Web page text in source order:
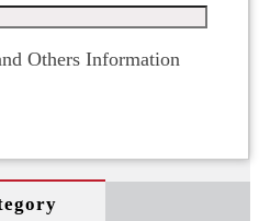
Others Information